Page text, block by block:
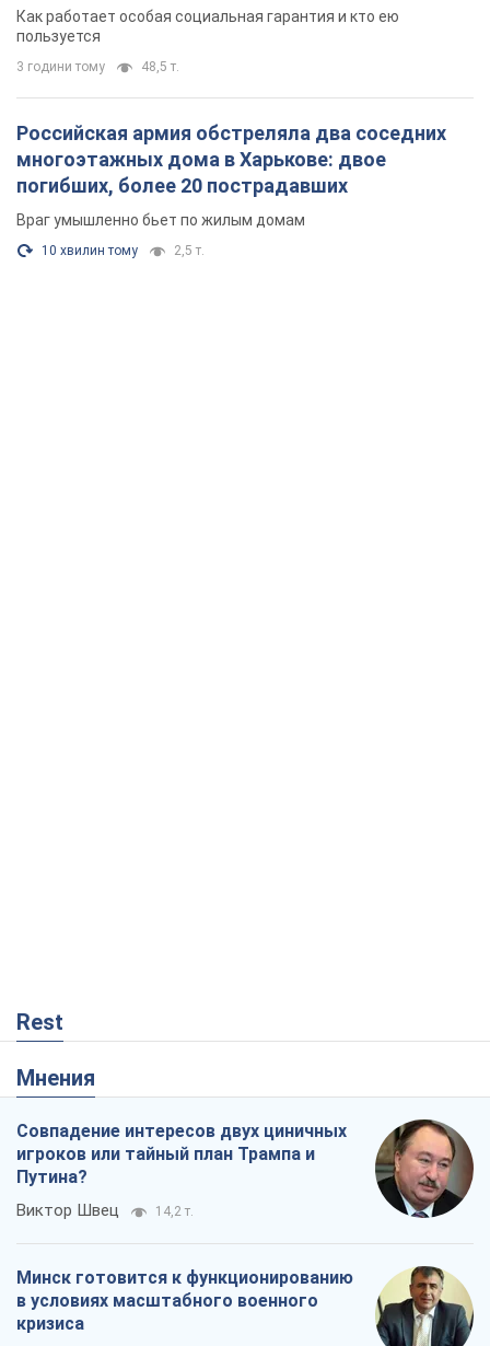
поселился
Как работает особая социальная гарантия и кто ею
пользуется
3 години тому 48,5 т.
Российская армия обстреляла два соседних
многоэтажных дома в Харькове: двое
погибших, более 20 пострадавших
Враг умышленно бьет по жилым домам
10 хвилин тому 2,5 т.
Rest
Мнения
Совпадение интересов двух циничных
игроков или тайный план Трампа и
Путина?
Виктор Швец 14,2 т.
Минск готовится к функционированию
в условиях масштабного военного
кризиса